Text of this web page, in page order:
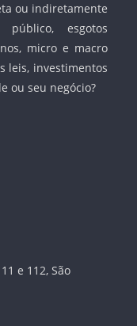
ou indiretamente
esgotos
micro e macro
leis, investimentos
ou seu negócio?
e 112, São